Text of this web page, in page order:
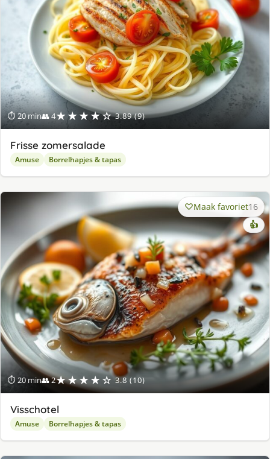
⏱ 20 min👥 4★★★★☆ 3.89 (9)
Frisse zomersalade
Amuse Borrelhapjes & tapas
⏱ 20 min👥 2★★★★☆ 3.8 (10)
Maak favoriet16
👍
Visschotel
Amuse Borrelhapjes & tapas